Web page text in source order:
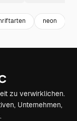
neon
zu verwirklichen.
Unternehmen,